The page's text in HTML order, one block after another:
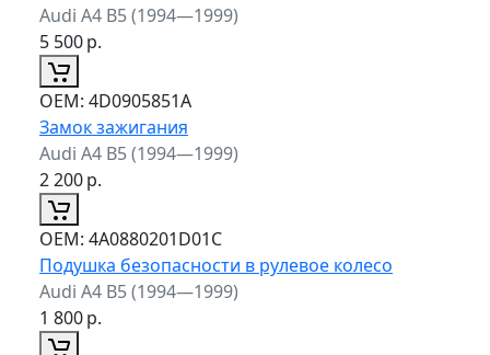
Audi A4 B5 (1994—1999)
5 500р.
ОЕМ: 4D0905851A
Замок зажигания
Audi A4 B5 (1994—1999)
2 200р.
ОЕМ: 4A0880201D01C
Подушка безопасности в рулевое колесо
Audi A4 B5 (1994—1999)
1 800р.